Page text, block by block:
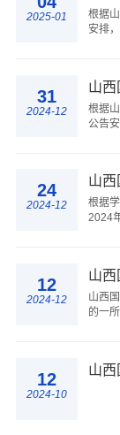
2025-01
根据
安排
31
2024-12
根据
公告
24
2024-12
根据
2024
12
2024-12
山西
的一
12
2024-10